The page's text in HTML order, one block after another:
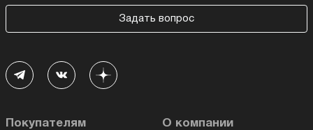
Задать вопрос
Покупателям О компании